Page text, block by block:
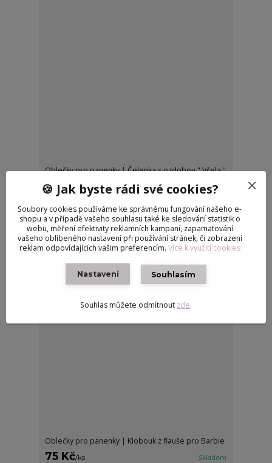
Oblečky pro panenky | Čelenka s ozdobou " Včela "
85 Kč
Přidat do košíku
Oblečky pro panenky | Klobouk z flauše pro Barbie
75 Kč/ks Skladem
🍪 Jak byste rádi své cookies?
Soubory cookies používáme ke správnému fungování našeho e-
shopu a v případě vašeho souhlasu také ke sledování statistik o
webu, měření efektivity reklamních kampaní, zapamatování
vašeho oblíbeného nastavení při používání stránek, či zobrazení
reklam odpovídajících vašim preferencím. Více k využití cookies
Nastavení Souhlasím
Souhlas můžete odmítnout zde.